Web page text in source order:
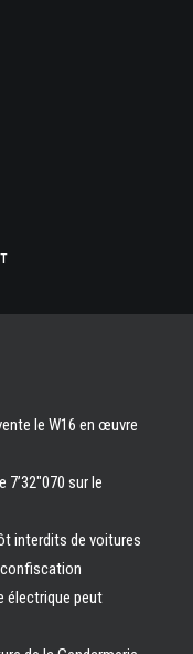
le W16 en œuvre
sur le
interdits de voitures
confiscation
électrique peut